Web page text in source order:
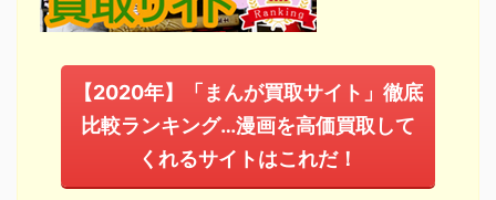
【2020年】「まんが買取サイト」徹底
比較ランキング…漫画を高価買取して
くれるサイトはこれだ！